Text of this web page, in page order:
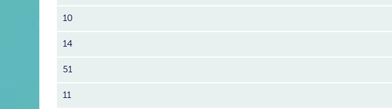
10
14
51
11